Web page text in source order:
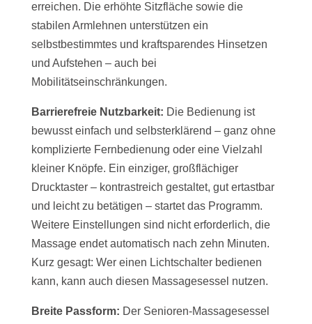
erreichen. Die erhöhte Sitzfläche sowie die
stabilen Armlehnen unterstützen ein
selbstbestimmtes und kraftsparendes Hinsetzen
und Aufstehen – auch bei
Mobilitätseinschränkungen.
Barrierefreie Nutzbarkeit: Die Bedienung ist
bewusst einfach und selbsterklärend – ganz ohne
komplizierte Fernbedienung oder eine Vielzahl
kleiner Knöpfe. Ein einziger, großflächiger
Drucktaster – kontrastreich gestaltet, gut ertastbar
und leicht zu betätigen – startet das Programm.
Weitere Einstellungen sind nicht erforderlich, die
Massage endet automatisch nach zehn Minuten.
Kurz gesagt: Wer einen Lichtschalter bedienen
kann, kann auch diesen Massagesessel nutzen.
Breite Passform: Der Senioren-Massagesessel